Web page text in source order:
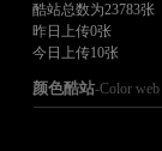
酷站总数为23783张
昨日上传0张
今日上传10张
颜色酷站-Color web